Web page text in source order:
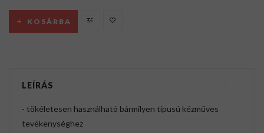
KOSÁRBA
LEÍRÁS
- tökéletesen használható bármilyen típusú kézműves
tevékenységhez